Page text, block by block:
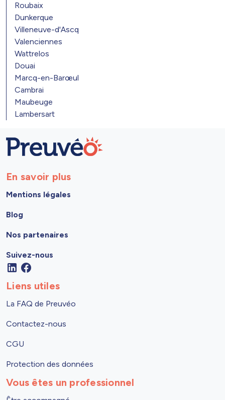
Roubaix
Dunkerque
Villeneuve-d'Ascq
Valenciennes
Wattrelos
Douai
Marcq-en-Barœul
Cambrai
Maubeuge
Lambersart
En savoir plus
Mentions légales
Blog
Nos partenaires
Suivez-nous
Liens utiles
La FAQ de Preuvéo
Contactez-nous
CGU
Protection des données
Vous êtes un professionnel